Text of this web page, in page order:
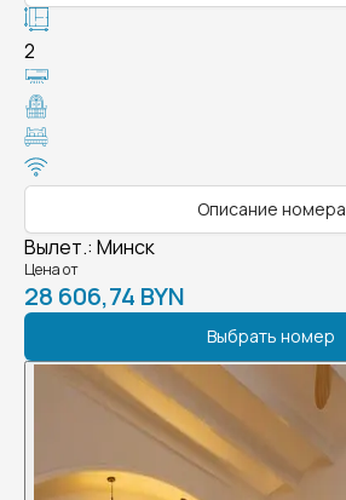
2
Описание номера
Вылет.: Минск
Цена от
28 606,74 BYN
Выбрать номер